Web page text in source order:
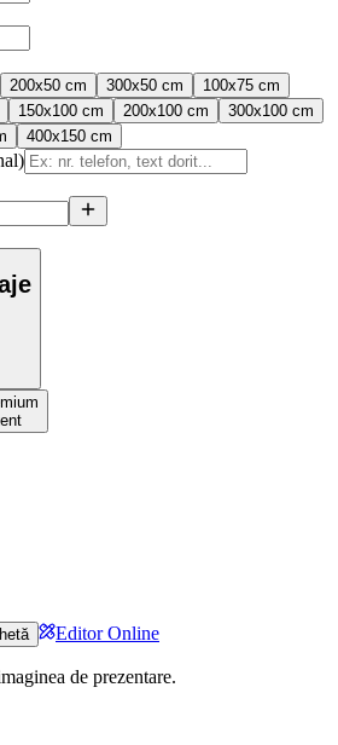
200x50 cm 300x50 cm
100x75 cm
150x100 cm 200x100 cm
300x100 cm
400x150 cm
Editor Online
de prezentare.